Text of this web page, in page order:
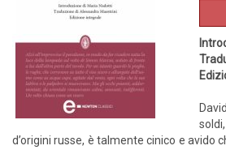
d’origini russe, è talmente cinico e avido